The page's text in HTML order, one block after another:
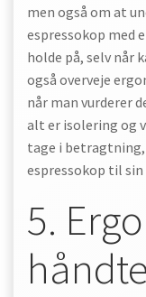
men også om at
espressokop med
holde på, selv når
også overveje
når man vurderer
alt er isolering og
tage i
espressokop til
5.